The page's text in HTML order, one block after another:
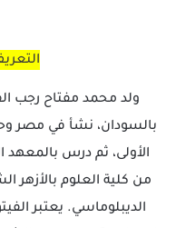
بالسودان، نشأ في مصر
الأولى، ثم درس بالمعهد
من كلية العلوم
الديبلوماسي. يعتبر